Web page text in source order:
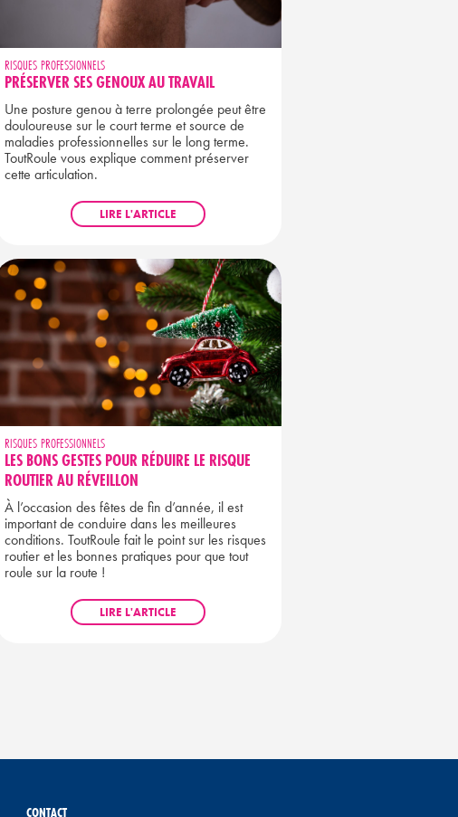
RISQUES PROFESSIONNELS
PRÉSERVER SES GENOUX AU TRAVAIL
Une posture genou à terre prolongée peut être
douloureuse sur le court terme et source de
maladies professionnelles sur le long terme.
ToutRoule vous explique comment préserver
cette articulation.
LIRE L'ARTICLE
RISQUES PROFESSIONNELS
LES BONS GESTES POUR RÉDUIRE LE RISQUE
ROUTIER AU RÉVEILLON
À l’occasion des fêtes de fin d’année, il est
important de conduire dans les meilleures
conditions. ToutRoule fait le point sur les risques
routier et les bonnes pratiques pour que tout
roule sur la route !
LIRE L'ARTICLE
CONTACT